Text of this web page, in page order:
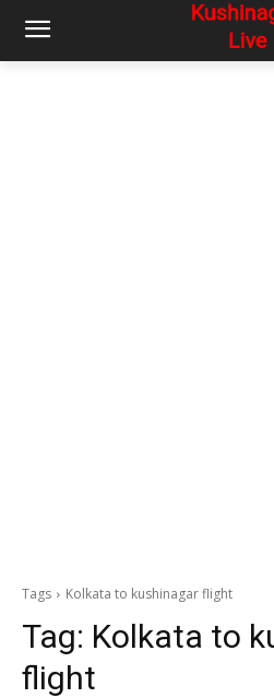
Tags Kolkata to kushinagar flight
Tag: Kolkata to
flight